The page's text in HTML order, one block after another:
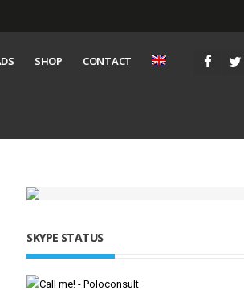
SHOP CONTACT
SKYPE STATUS